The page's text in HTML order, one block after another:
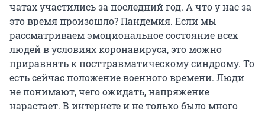
чатах участились за последний год. А что у нас за
это время произошло? Пандемия. Если мы
рассматриваем эмоциональное состояние всех
людей в условиях коронавируса, это можно
приравнять к посттравматическому синдрому. То
есть сейчас положение военного времени. Люди
не понимают, чего ожидать, напряжение
нарастает. В интернете и не только было много